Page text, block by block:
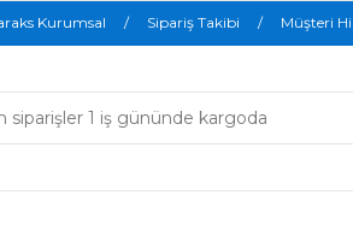
Kurumsal Sipariş Takibi Müşteri